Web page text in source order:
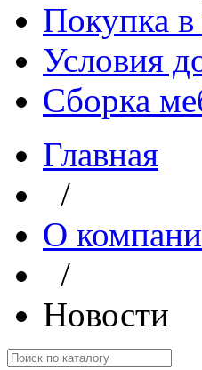
Покупка в
Условия
Сборка
Главная
/
О
/
Новости